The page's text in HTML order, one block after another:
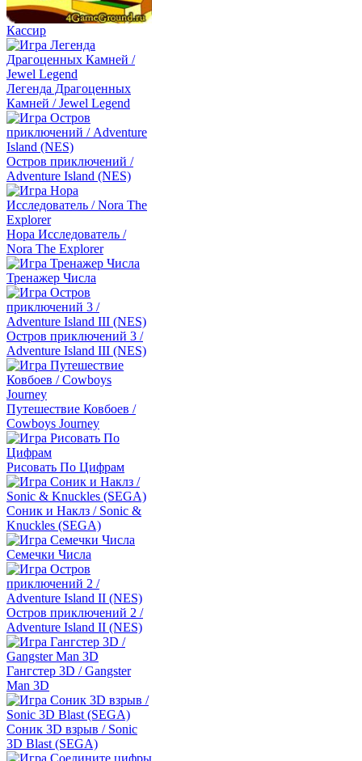
Кассир
Легенда Драгоценных
Камней / Jewel Legend
Остров приключений /
Adventure Island (NES)
Нора Исследователь /
Nora The Explorer
Тренажер Числа
Остров приключений 3 /
Adventure Island III (NES)
Путешествие Ковбоев /
Cowboys Journey
Рисовать По Цифрам
Соник и Наклз / Sonic &
Knuckles (SEGA)
Семечки Числа
Остров приключений 2 /
Adventure Island II (NES)
Гангстер 3D / Gangster
Man 3D
Соник 3D взрыв / Sonic
3D Blast (SEGA)